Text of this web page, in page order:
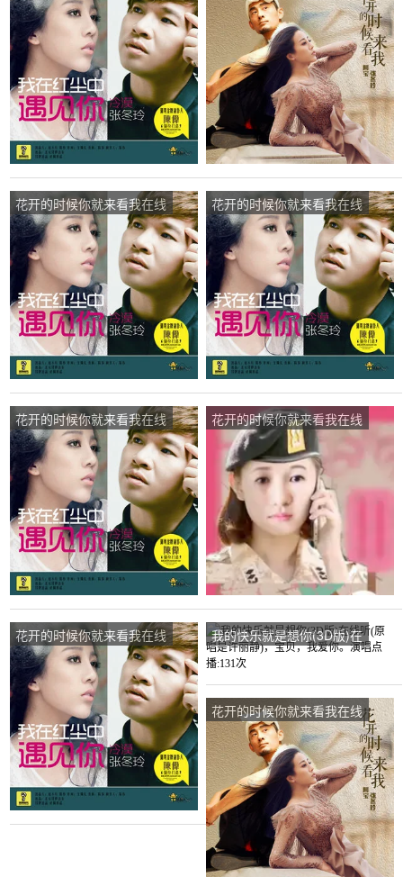
听(原唱是张冬玲)，高宝存
演唱点播:120次
听(原唱是阿宝/张冬玲)，月
儿演唱点播:52次
花开的时候你就来看我在线
听(原唱是张冬玲)，欢唱人
生邹洪彬演唱点播:140次
花开的时候你就来看我在线
听(原唱是张冬玲)，玉金演
唱点播:69次
花开的时候你就来看我在线
听(原唱是张冬玲)，炳哥演
唱点播:13次
花开的时候你就来看我在线
听(原唱是阿宝/张冬玲)，随
意演唱点播:78次
花开的时候你就来看我在线
听(原唱是张冬玲)，钱世有
缘演唱点播:88次
我的快乐就是想你(3D版)在
线听(原唱是许丽静)，宝
次
花开的时候你就来看我在线
听(原唱是阿宝/张冬玲)，落
叶知秋演唱点播:37次